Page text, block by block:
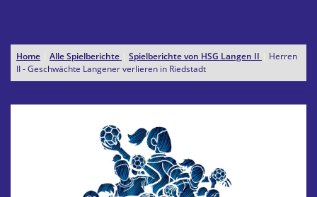
Home Alle Spielberichte Spielberichte von HSG Langen II
Herren
II - Geschwächte Langener verlieren in Riedstadt